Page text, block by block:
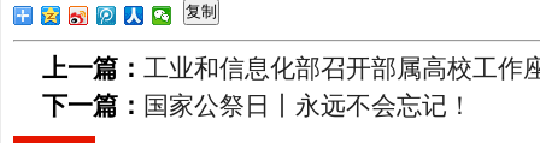
复制
上一篇： 工业和信息化部召开部属高校工作
下一篇： 国家公祭日丨永远不会忘记！